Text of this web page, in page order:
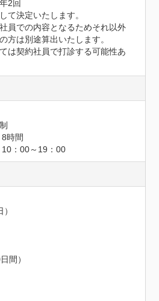
2回
て決定いたします。
員での内容となるためそれ以外
方は別途算出いたします。
は契約社員で打診する可能性あ
時間
10：00～19：00
間）